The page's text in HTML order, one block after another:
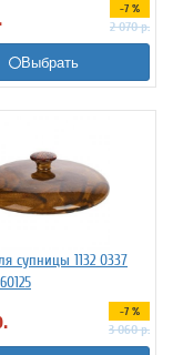
-7 %
2 070р.
Выбрать
супницы 1132 0337
-7 %
3 060р.